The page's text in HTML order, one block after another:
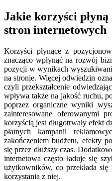
Jakie korzyści
stron internetowych
Korzyści płynące z
znacząco wpłynąć na rozwój
pozycji w wynikach
na stronie. Więcej odwiedzin
czyli przekształcenie
wpływa także na jakość ruchu,
poprzez organiczne wyniki
zainteresowane oferowanymi
korzyścią jest długotrwały efekt
płatnych kampanii
zakończeniem budżetu, efekty
się przez dłuższy czas.
internetowa często ładuje się
użytkowników, co przekłada się
korzystania z niej.